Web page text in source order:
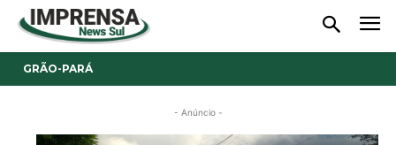
GRÃO-PARÁ
- Anúncio -